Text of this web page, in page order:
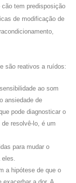
tem predisposição
de modificação de
são reativos a ruídos:
ao som
ansiedade de
pode diagnosticar o
resolvê-lo, é um
para mudar o
a hipótese de que o